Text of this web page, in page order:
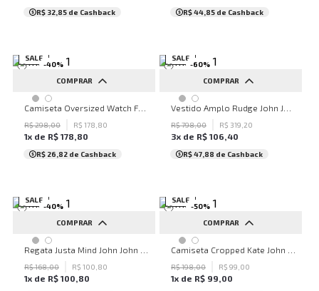
R$ 32,85 de Cashback R$ 44,85 de Cashback
SALE
-40%
COMPRAR
PP P M G
R$298,00 R$ 178 80
1x de R$ 178,80
R$ 26,82 de Cashback
SALE
-60%
COMPRAR
M G
R$798,00 R$ 319 20
3x de R$ 106,40
R$ 47,88 de Cashback
SALE
-40%
COMPRAR
G
R$168,00 R$ 100 80
1x de R$ 100,80
SALE
-50%
COMPRAR
G
R$198,00 R$ 99 00
1x de R$ 99,00